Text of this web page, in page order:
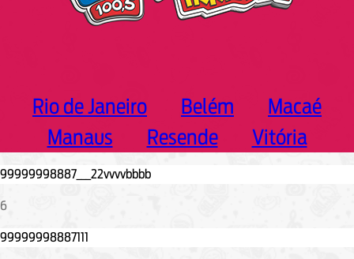
Rio de Janeiro Belém
Macaé
Manaus
Resende Vitória
6